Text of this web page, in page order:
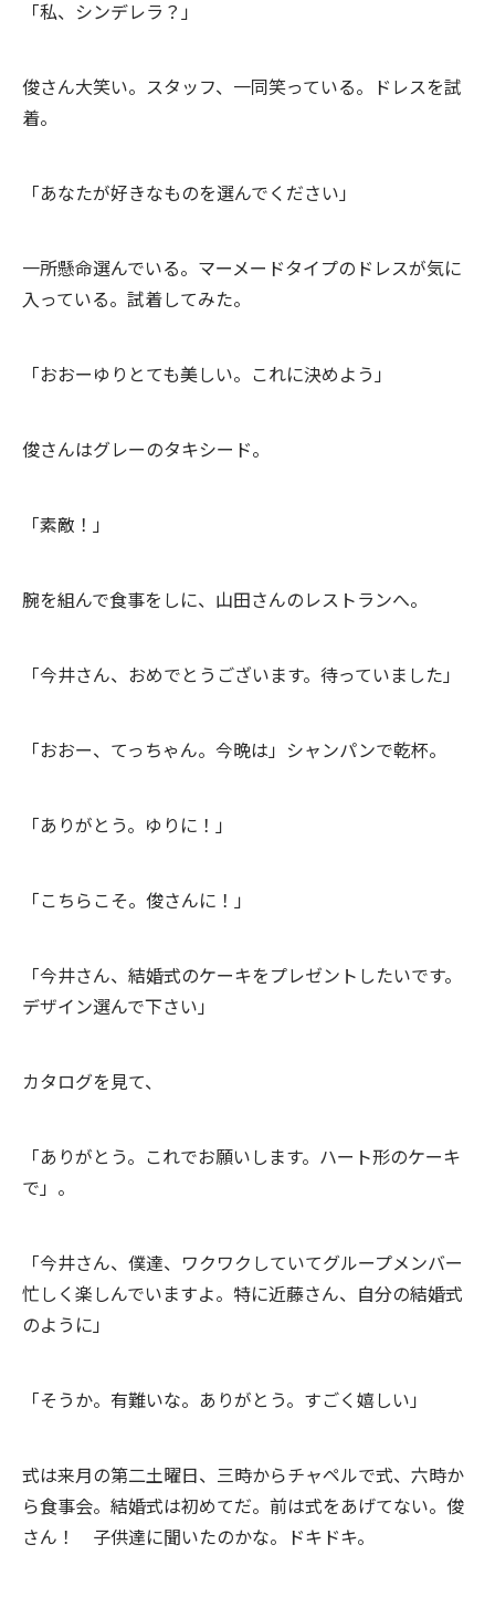
「私、シンデレラ？」
俊さん大笑い。スタッフ、一同笑っている。ドレスを試
着。
「あなたが好きなものを選んでください」
一所懸命選んでいる。マーメードタイプのドレスが気に
入っている。試着してみた。
「おおーゆりとても美しい。これに決めよう」
俊さんはグレーのタキシード。
「素敵！」
腕を組んで食事をしに、山田さんのレストランへ。
「今井さん、おめでとうございます。待っていました」
「おおー、てっちゃん。今晩は」シャンパンで乾杯。
「ありがとう。ゆりに！」
「こちらこそ。俊さんに！」
「今井さん、結婚式のケーキをプレゼントしたいです。
デザイン選んで下さい」
カタログを見て、
「ありがとう。これでお願いします。ハート形のケーキ
で」。
「今井さん、僕達、ワクワクしていてグループメンバー
忙しく楽しんでいますよ。特に近藤さん、自分の結婚式
のように」
「そうか。有難いな。ありがとう。すごく嬉しい」
式は来月の第二土曜日、三時からチャペルで式、六時か
ら食事会。結婚式は初めてだ。前は式をあげてない。俊
さん！ 子供達に聞いたのかな。ドキドキ。